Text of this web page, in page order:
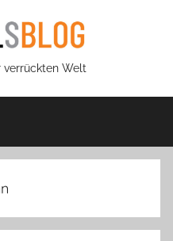
verrückten Welt